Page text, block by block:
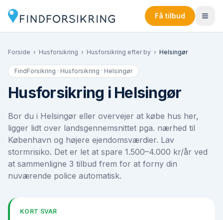
Få tilbud
Forside › Husforsikring › Husforsikring efter by › Helsingør
FindForsikring · Husforsikring · Helsingør
Husforsikring i Helsingør
Bor du i Helsingør eller overvejer at købe hus her,
ligger lidt over landsgennemsnittet pga. nærhed til
København og højere ejendomsværdier. Lav
stormrisiko. Det er let at spare 1.500–4.000 kr/år ved
at sammenligne 3 tilbud frem for at forny din
nuværende police automatisk.
KORT SVAR